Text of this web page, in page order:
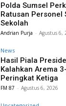
Polda Sumsel
Ratusan Personel
Sekolah
Andrian Purja - Agustus 6,
News
Hasil Piala
Kalahkan Arema
Peringkat Ketiga
FM 87 - Agustus 6, 2026